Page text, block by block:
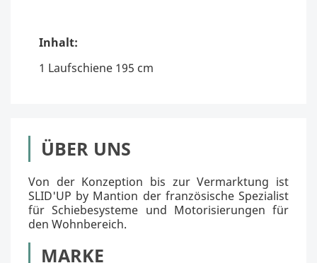
Inhalt:
1 Laufschiene 195 cm
ÜBER UNS
Von der Konzeption bis zur Vermarktung ist
SLID'UP by Mantion der französische Spezialist
für Schiebesysteme und Motorisierungen für
den Wohnbereich.
MARKE